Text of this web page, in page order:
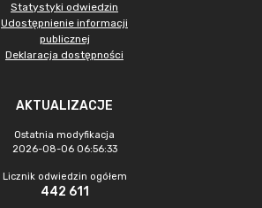
Statystyki odwiedzin
Udostępnienie informacji
publicznej
Deklaracja dostępności
AKTUALIZACJE
Ostatnia modyfikacja
2026-08-06 06:56:33
Licznik odwiedzin ogółem
442 611